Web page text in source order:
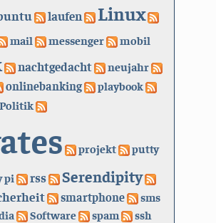
laufen Linux
mail messenger mobil
nachtgedacht neujahr
onlinebanking playbook
Politik
projekt putty
pi rss Serendipity
smartphone
sms
Software spam ssh